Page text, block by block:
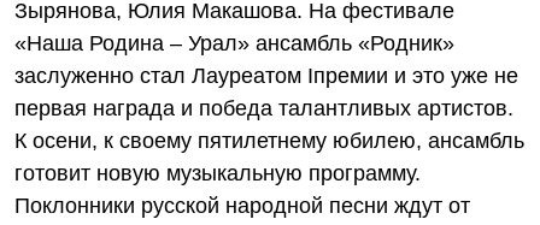
Зырянова, Юлия Макашова. На фестивале
«Наша Родина – Урал» ансамбль «Родник»
заслуженно стал Лауреатом Iпремии и это уже не
первая награда и победа талантливых артистов.
К осени, к своему пятилетнему юбилею, ансамбль
готовит новую музыкальную программу.
Поклонники русской народной песни ждут от